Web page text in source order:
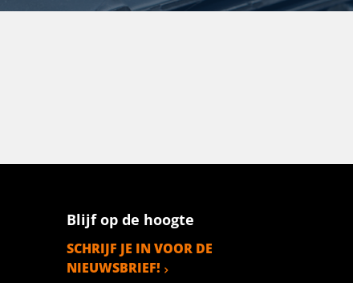
Blijf op de hoogte
SCHRIJF JE IN VOOR DE
NIEUWSBRIEF!